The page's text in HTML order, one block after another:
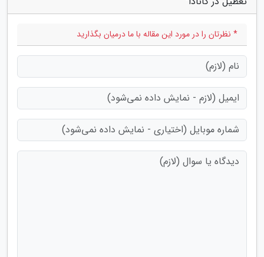
* نظرتان را در مورد این مقاله با ما درمیان بگذارید